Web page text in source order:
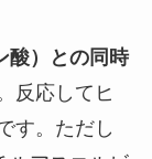
酸）との同時
反応してヒ
す。ただし